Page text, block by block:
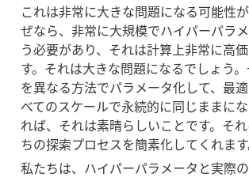
これは非常に大きな問題になる可能性
ぜなら、非常に大規模でハイパーパラ
う必要があり、それは計算上非常に高
す。それは大きな問題になるでしょう
を異なる方法でパラメータ化して、最
べてのスケールで永続的に同じままに
れば、それは素晴らしいことです。そ
ちの探索プロセスを簡素化してくれます
私たちは、ハイパーパラメータと実際